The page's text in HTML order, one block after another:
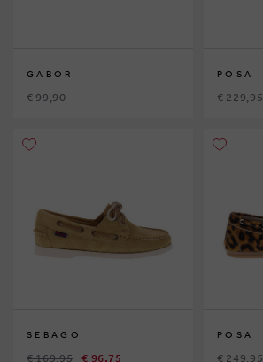
GABOR
€ 99,90
POSA
€ 229,95
SEBAGO
€ 169,95 € 96,75
POSA
€ 249,95